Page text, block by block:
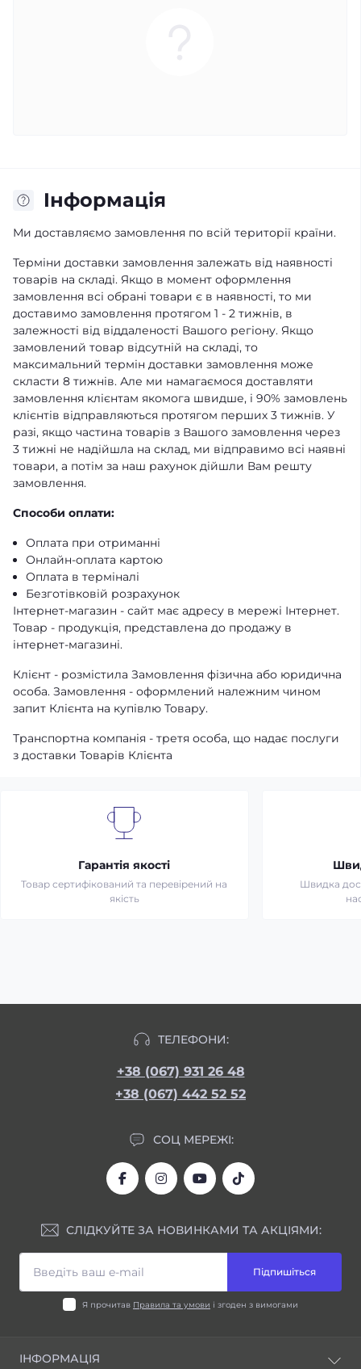
Iнформація
Ми доставляємо замовлення по всій території країни.
Терміни доставки замовлення залежать від наявності
товарів на складі. Якщо в момент оформлення
замовлення всі обрані товари є в наявності, то ми
доставимо замовлення протягом 1 - 2 тижнів, в
залежності від віддаленості Вашого регіону. Якщо
замовлений товар відсутній на складі, то
максимальний термін доставки замовлення може
скласти 8 тижнів. Але ми намагаємося доставляти
замовлення клієнтам якомога швидше, і 90% замовлень
клієнтів відправляються протягом перших 3 тижнів. У
разі, якщо частина товарів з Вашого замовлення через
3 тижні не надійшла на склад, ми відправимо всі наявні
товари, а потім за наш рахунок дійшли Вам решту
замовлення.
Способи оплати:
Оплата при отриманні
Онлайн-оплата картою
Оплата в терміналі
Безготівковій розрахунок
Інтернет-магазин - сайт має адресу в мережі Інтернет.
Товар - продукція, представлена ​​до продажу в
інтернет-магазині.
Клієнт - розмістила Замовлення фізична або юридична
особа. Замовлення - оформлений належним чином
запит Клієнта на купівлю Товару.
Транспортна компанія - третя особа, що надає послуги
з доставки Товарів Клієнта
Гарантія якості
Товар сертифікований та перевірений на
якість
Швидка
ТЕЛЕФОНИ:
+38 (067) 931 26 48
+38 (067) 442 52 52
СОЦ МЕРЕЖІ:
СЛІДКУЙТЕ ЗА НОВИНКАМИ ТА АКЦІЯМИ:
Підпишіться
Я прочитав Правила та умови і згоден з вимогами
ІНФОРМАЦІЯ